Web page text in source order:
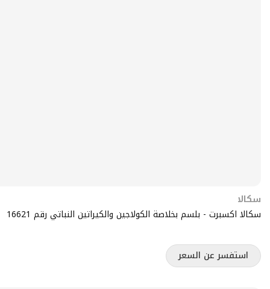
سكالا
سكالا اكسبرت - بلسم بخلاصة الكولاجين والكيراتين النباتي رقم 16621
استفسر عن السعر